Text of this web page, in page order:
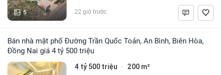
5 22 giờ trước
Bán nhà mặt phố Đường Trần Quốc Toản, An Bình, Biên Hòa,
Đồng Nai giá 4 tỷ 500 triệu
4 tỷ 500 triệu · 200 m²